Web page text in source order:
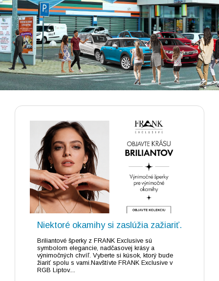
Niektoré okamihy si zaslúžia zažiariť.
Briliantové šperky z FRANK Exclusive sú
symbolom elegancie, nadčasovej krásy a
výnimočných chvíľ. Vyberte si kúsok, ktorý bude
žiariť spolu s vami.Navštívte FRANK Exclusive v
RGB Liptov....